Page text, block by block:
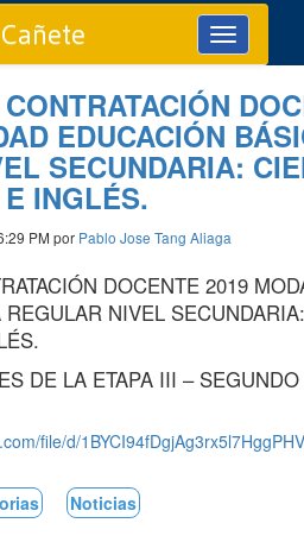
Toggle
navigation
EDUCACIÓN
SECUNDARIA:
INGLÉS.
PM por Pablo Jose Tang Aliaga
DOCENTE 2019
REGULAR NIVEL
DE LA ETAPA III –
file/d/
Noticias